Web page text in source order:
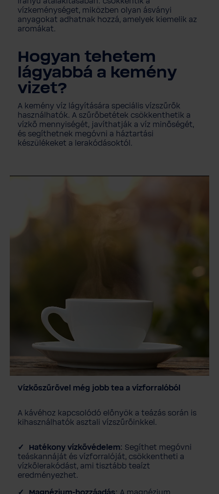
vízkeménységet, miközben olyan ásványi
anyagokat adhatnak hozzá, amelyek kiemelik az
aromákat.
Hogyan tehetem
lágyabbá a kemény
vizet?
A kemény víz lágyítására speciális vízszűrők
használhatók. A szűrőbetétek csökkenthetik a
vízkő mennyiségét, javíthatják a víz minőségét,
és segíthetnek megóvni a háztartási
készülékeket a lerakódásoktól.
Vízkőszűrővel még jobb tea a vízforralóból
A kávéhoz kapcsolódó előnyök a teázás során is
kihasználhatók asztali vízszűrőinkkel.
Hatékony vízkővédelem: Segíthet megóvni
teáskannáját és vízforralóját, csökkentheti a
vízkőlerakódást, ami tisztább teaízt
eredményezhet.